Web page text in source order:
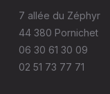
7 allée du Zéphyr
44 380 Pornichet
06 30 61 30 09
02 51 73 77 71